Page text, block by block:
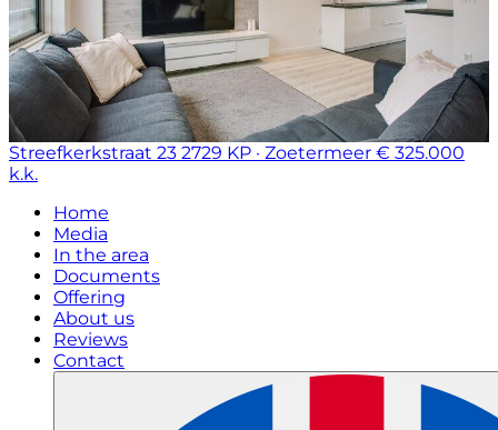
Streefkerkstraat 23 2729 KP · Zoetermeer € 325.000
k.k.
Home
Media
In the area
Documents
Offering
About us
Reviews
Contact